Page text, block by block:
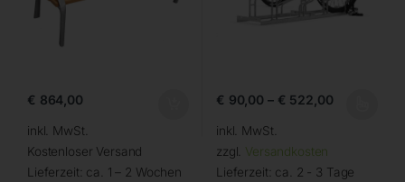
€ 864,00
inkl. MwSt.
Kostenloser Versand
Lieferzeit: ca. 1 – 2 Wochen
€ 90,00 – € 522,00
inkl. MwSt.
zzgl. Versandkosten
Lieferzeit: ca. 2 - 3 Tage